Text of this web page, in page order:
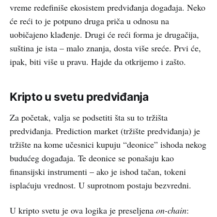
vreme redefiniše ekosistem predviđanja događaja. Neko
će reći to je potpuno druga priča u odnosu na
uobičajeno klađenje. Drugi će reći forma je drugačija,
suština je ista – malo znanja, dosta više sreće. Prvi će,
ipak, biti više u pravu. Hajde da otkrijemo i zašto.
Kripto u svetu predviđanja
Za početak, valja se podsetiti šta su to tržišta
predviđanja. Prediction market (tržište predviđanja) je
tržište na kome učesnici kupuju “deonice” ishoda nekog
budućeg događaja. Te deonice se ponašaju kao
finansijski instrumenti – ako je ishod tačan, tokeni
isplaćuju vrednost. U suprotnom postaju bezvredni.
U kripto svetu je ova logika je preseljena on-chain: